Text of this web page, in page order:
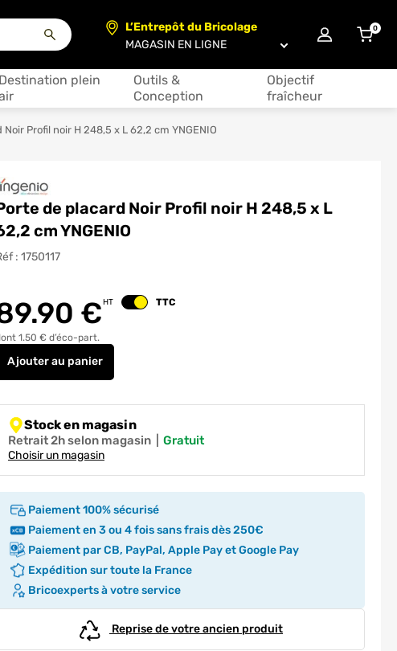
L’Entrepôt du Bricolage
Choisir un magasin
0article
Destination plein
Outils &
Conception
Objectif
fraîcheur
Noir Profil noir H 248,5 x L 62,2 cm YNGENIO
de placard Noir Profil noir H 248,5 x L
cm YNGENIO
: 1750117
HT Changer le prix
TTC
€
1.50 € d’éco-part.
Ajouterau panier
Stock en magasin
Retrait 2h selon magasin gratuit
Choisir un magasin
Paiement 100% sécurisé
Paiement en 3 ou 4 fois sans frais dès 250€
Paiement par CB, PayPal, Apple Pay et Google Pay
Expédition sur toute la France
Bricoexperts à votre service
Reprise de votre ancien produit